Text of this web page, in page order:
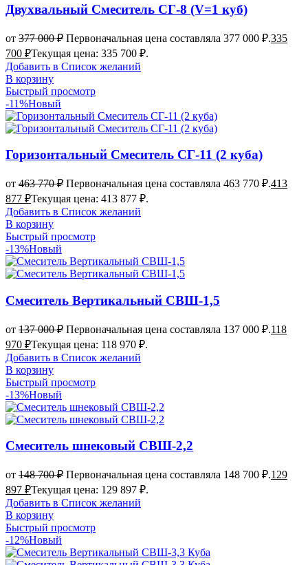
Двухвальный Смеситель СГ-8 (V=1 куб)
от 377 000₽ Первоначальная цена составляла 377 000 ₽.335
700 ₽Текущая цена: 335 700 ₽.
Добавить в Список желаний
В корзину
Быстрый просмотр
-11%Новый
Горизонтальный Смеситель СГ-11 (2 куба)
от 463 770₽ Первоначальная цена составляла 463 770 ₽.413
877 ₽Текущая цена: 413 877 ₽.
Добавить в Список желаний
В корзину
Быстрый просмотр
-13%Новый
Смеситель Вертикальный СВШ-1,5
от 137 000₽ Первоначальная цена составляла 137 000 ₽.118
970 ₽Текущая цена: 118 970 ₽.
Добавить в Список желаний
В корзину
Быстрый просмотр
-13%Новый
Смеситель шнековый СВШ-2,2
от 148 700₽ Первоначальная цена составляла 148 700 ₽.129
897 ₽Текущая цена: 129 897 ₽.
Добавить в Список желаний
В корзину
Быстрый просмотр
-12%Новый